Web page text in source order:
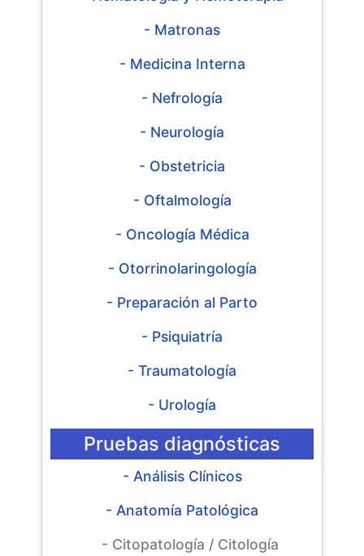
- Matronas
- Medicina Interna
- Nefrología
- Neurología
- Obstetricia
- Oftalmología
- Oncología Médica
- Otorrinolaringología
- Preparación al Parto
- Psiquiatría
- Traumatología
- Urología
Pruebas diagnósticas
- Análisis Clínicos
- Anatomía Patológica
- Citopatología / Citología